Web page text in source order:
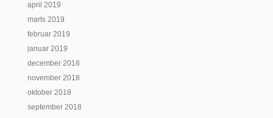
april 2019
marts 2019
februar 2019
januar 2019
december 2018
november 2018
oktober 2018
september 2018